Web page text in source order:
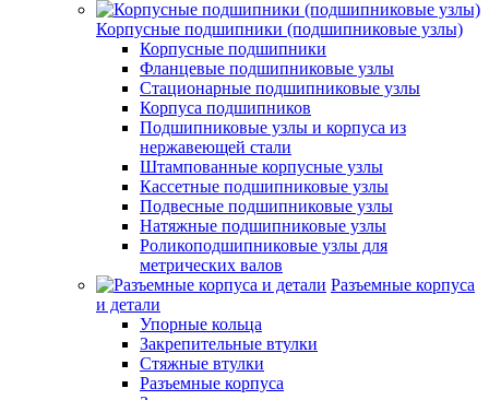
Корпусные подшипники (подшипниковые узлы)
Корпусные подшипники
Фланцевые подшипниковые узлы
Стационарные подшипниковые узлы
Корпуса подшипников
Подшипниковые узлы и корпуса из
нержавеющей стали
Штампованные корпусные узлы
Кассетные подшипниковые узлы
Подвесные подшипниковые узлы
Натяжные подшипниковые узлы
Роликоподшипниковые узлы для
метрических валов
Разъемные корпуса
и детали
Упорные кольца
Закрепительные втулки
Стяжные втулки
Разъемные корпуса